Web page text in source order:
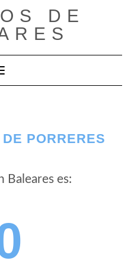
DE
modo de navegación
PORRERES
Baleares es: